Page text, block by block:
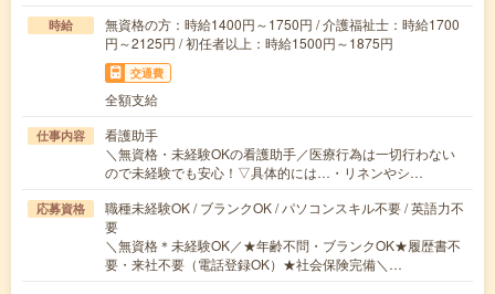
時給
無資格の方：時給1400円～1750円 / 介護福祉士：時給1700
円～2125円 / 初任者以上：時給1500円～1875円
交通費
全額支給
仕事内容
看護助手
＼無資格・未経験OKの看護助手／医療行為は一切行わない
ので未経験でも安心！▽具体的には…・リネンやシ…
応募資格
職種未経験OK / ブランクOK / パソコンスキル不要 / 英語力不
要
＼無資格＊未経験OK／★年齢不問・ブランクOK★履歴書不
要・来社不要（電話登録OK）★社会保険完備＼…